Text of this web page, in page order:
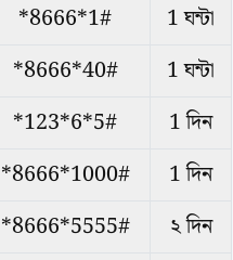
*8666*1#
1 ঘন্টা
*8666*40#
1 ঘন্টা
*123*6*5#
1 দিন
*8666*1000#
1 দিন
*8666*5555#
২ দিন